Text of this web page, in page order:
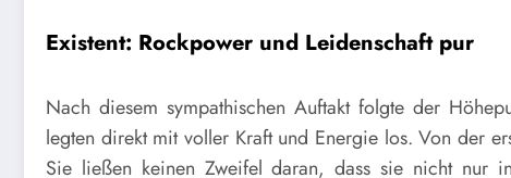
Existent: Rockpower und Leidenschaft pur
Nach diesem sympathischen Auftakt folgte der
legten direkt mit voller Kraft und Energie los. Von der
Sie ließen keinen Zweifel daran, dass sie nicht nur